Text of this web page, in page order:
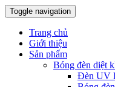
Toggle navigation
Trang chủ
Giới thiệu
Sản phẩm
Bóng đèn diệt
Đèn UV